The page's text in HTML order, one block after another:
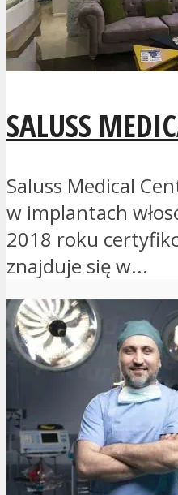
SALUSS
Saluss Medical
w implantach
2018 roku
znajduje się w...